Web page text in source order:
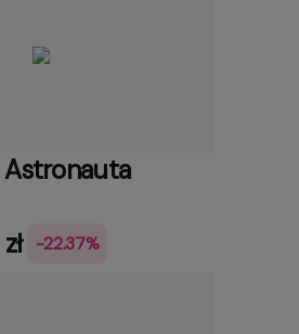
Astronauta
-22.37%